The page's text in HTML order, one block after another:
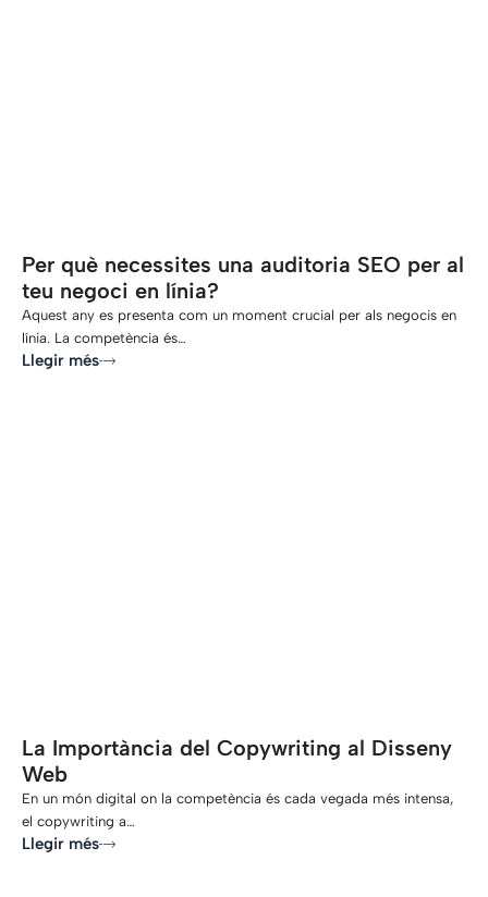
Per què necessites una auditoria SEO per al
teu negoci en línia?
Aquest any es presenta com un moment crucial per als negocis en
línia. La competència és…
Llegir més
La Importància del Copywriting al Disseny
Web
En un món digital on la competència és cada vegada més intensa,
el copywriting a…
Llegir més